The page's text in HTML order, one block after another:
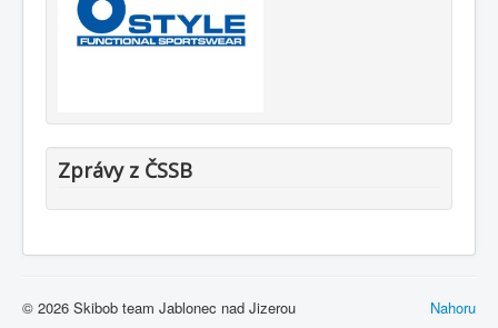
Zprávy z ČSSB
Nahoru
© 2026 Skibob team Jablonec nad Jizerou